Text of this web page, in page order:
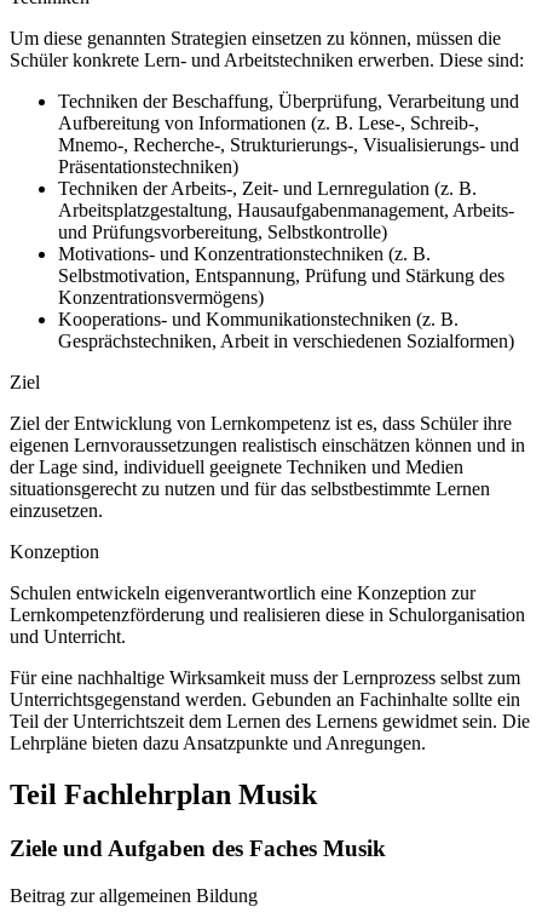
Um diese genannten Strategien einsetzen zu können, müssen die
Schüler konkrete Lern- und Arbeitstechniken erwerben. Diese sind:
Techniken der Beschaffung, Überprüfung, Verarbeitung und
Aufbereitung von Informationen (z. B. Lese-, Schreib-,
Mnemo-, Recherche-, Strukturierungs-, Visualisierungs- und
Präsentationstechniken)
Techniken der Arbeits-, Zeit- und Lernregulation (z. B.
Arbeitsplatzgestaltung, Hausaufgabenmanagement, Arbeits-
und Prüfungsvorbereitung, Selbstkontrolle)
Motivations- und Konzentrationstechniken (z. B.
Selbstmotivation, Entspannung, Prüfung und Stärkung des
Konzentrationsvermögens)
Kooperations- und Kommunikationstechniken (z. B.
Gesprächstechniken, Arbeit in verschiedenen Sozialformen)
Ziel
Ziel der Entwicklung von Lernkompetenz ist es, dass Schüler ihre
eigenen Lernvoraussetzungen realistisch einschätzen können und in
der Lage sind, individuell geeignete Techniken und Medien
situationsgerecht zu nutzen und für das selbstbestimmte Lernen
einzusetzen.
Konzeption
Schulen entwickeln eigenverantwortlich eine Konzeption zur
Lernkompetenzförderung und realisieren diese in Schulorganisation
und Unterricht.
Für eine nachhaltige Wirksamkeit muss der Lernprozess selbst zum
Unterrichtsgegenstand werden. Gebunden an Fachinhalte sollte ein
Teil der Unterrichtszeit dem Lernen des Lernens gewidmet sein. Die
Lehrpläne bieten dazu Ansatzpunkte und Anregungen.
Teil Fachlehrplan Musik
Ziele und Aufgaben des Faches Musik
Beitrag zur allgemeinen Bildung